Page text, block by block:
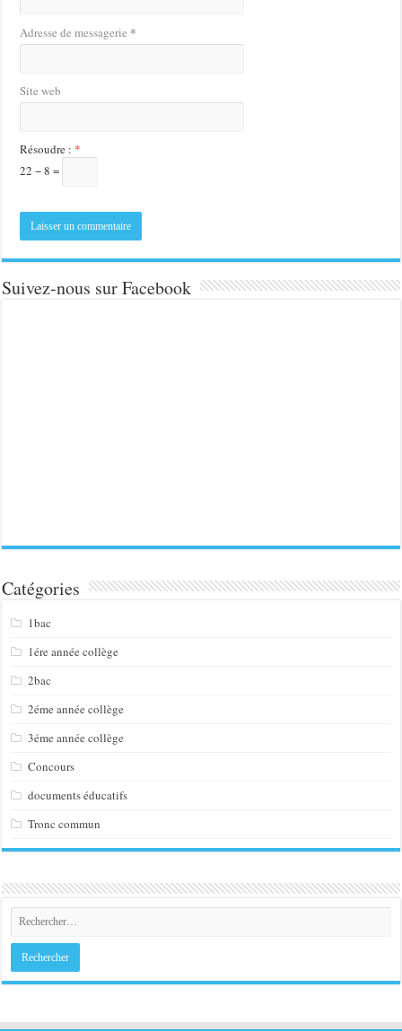
Adresse de messagerie *
Site web
Résoudre : *
22 − 8 =
Suivez-nous sur Facebook
Catégories
1bac
1ére année collège
2bac
2éme année collège
3éme année collège
Concours
documents éducatifs
Tronc commun